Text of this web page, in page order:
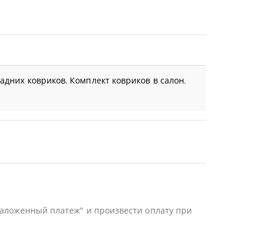
ковриков, Комплект ковриков в салон,
платеж" и произвести оплату при